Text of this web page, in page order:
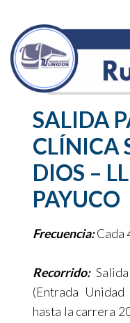
SALIDA
CLÍNICA
DIOS –
PAYUCO
Frecuencia:Cada
Recorrido:
(Entrada
hasta la carrera